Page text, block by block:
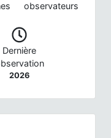
observateurs
Dernière
2026